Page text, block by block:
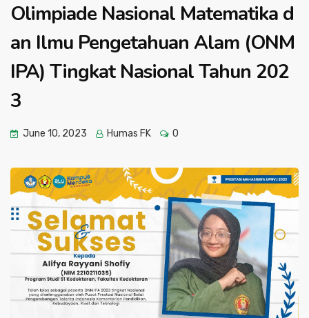
Olimpiade Nasional Matematika d
an Ilmu Pengetahuan Alam (ONM
IPA) Tingkat Nasional Tahun 202
3
June 10, 2023 Humas FK 0